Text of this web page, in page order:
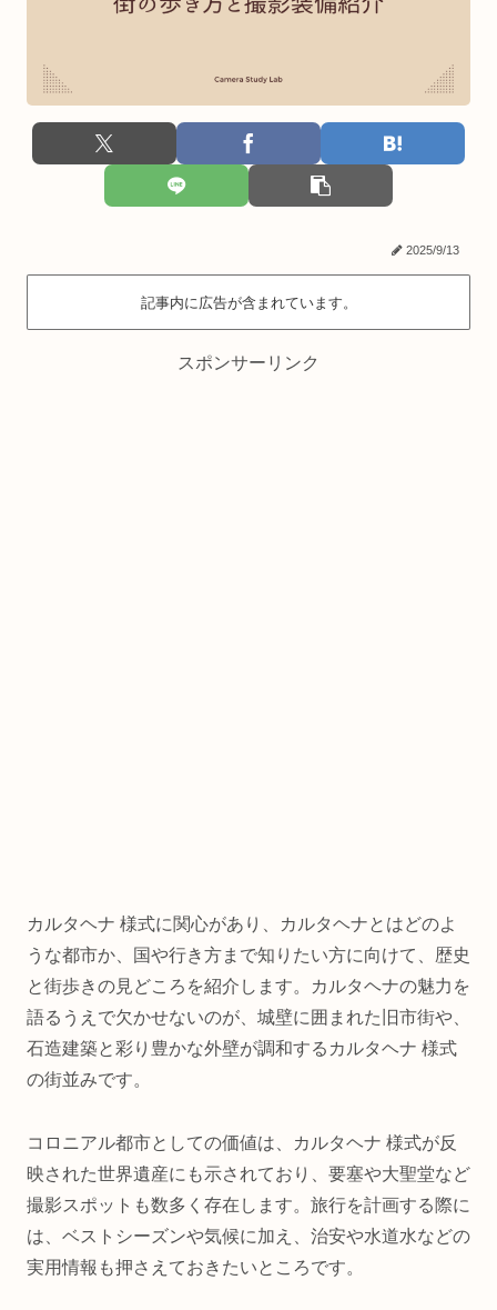
2025/9/13
記事内に広告が含まれています。
スポンサーリンク
カルタヘナ 様式に関心があり、カルタヘナとはどのよ
うな都市か、国や行き方まで知りたい方に向けて、歴史
と街歩きの見どころを紹介します。カルタヘナの魅力を
語るうえで欠かせないのが、城壁に囲まれた旧市街や、
石造建築と彩り豊かな外壁が調和するカルタヘナ 様式
の街並みです。
コロニアル都市としての価値は、カルタヘナ 様式が反
映された世界遺産にも示されており、要塞や大聖堂など
撮影スポットも数多く存在します。旅行を計画する際に
は、ベストシーズンや気候に加え、治安や水道水などの
実用情報も押さえておきたいところです。